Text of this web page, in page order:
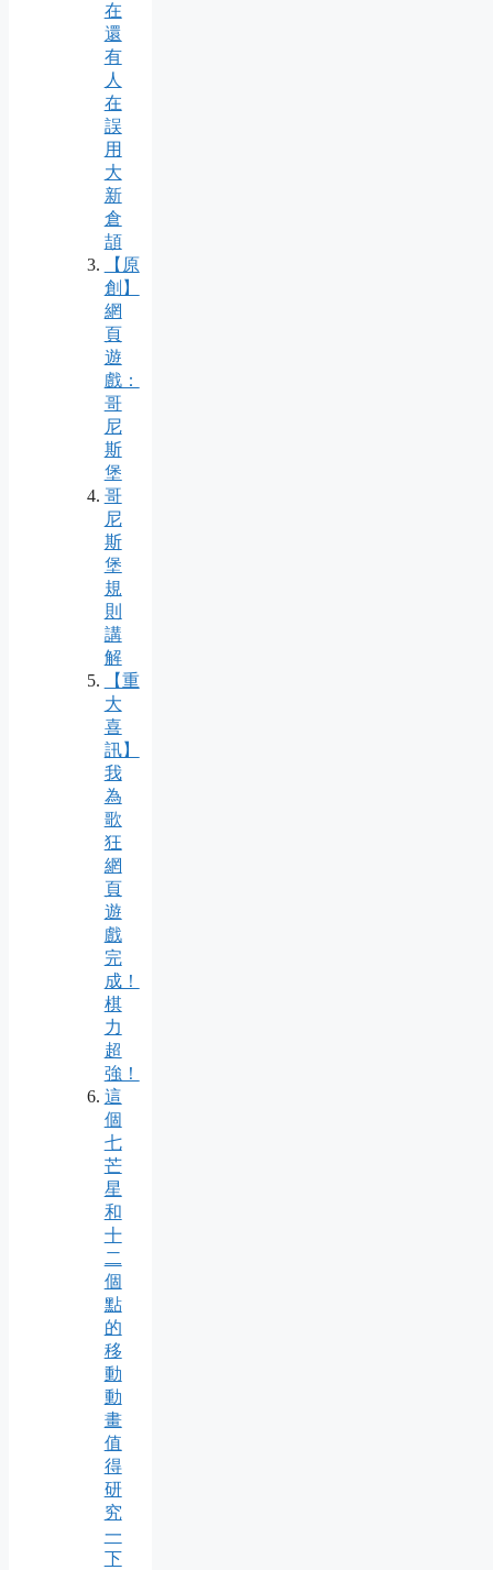
在
還
有
人
在
誤
用
大
新
倉
頡
【原
創】
網
頁
遊
戲：
哥
尼
斯
堡
哥
尼
斯
堡
規
則
講
解
【重
大
喜
訊】
我
為
歌
狂
網
頁
遊
戲
完
成！
棋
力
超
強！
這
個
七
芒
星
和
十
二
個
點
的
移
動
動
畫
值
得
研
究
一
下